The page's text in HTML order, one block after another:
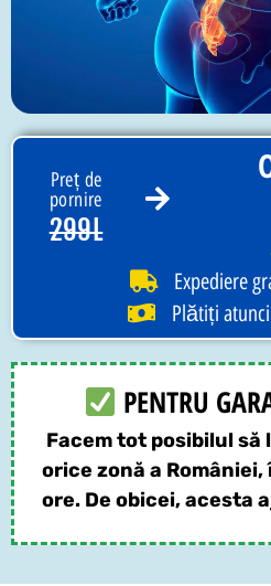
Preț de
pornire
299L
Expediere
Plătiți
PENTRU
Facem tot posibilul să
orice zonă a
ore. De obicei, acesta